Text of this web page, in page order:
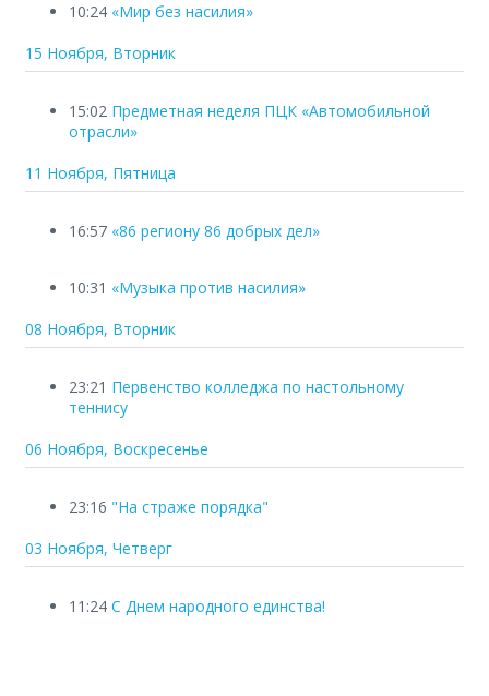
10:24 «Мир без насилия»
15 Ноября, Вторник
15:02 Предметная неделя ПЦК «Автомобильной
отрасли»
11 Ноября, Пятница
16:57 «86 региону 86 добрых дел»
10:31 «Музыка против насилия»
08 Ноября, Вторник
23:21 Первенство колледжа по настольному
теннису
06 Ноября, Воскресенье
23:16 "На страже порядка"
03 Ноября, Четверг
11:24 C Днем народного единства!